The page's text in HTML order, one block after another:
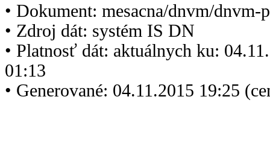
• Dokument: mesacna/dnvm/dnvm-
• Zdroj dát: systém IS DN
• Platnosť dát: aktuálnych ku:
01:13
• Generované: 04.11.2015 19:25